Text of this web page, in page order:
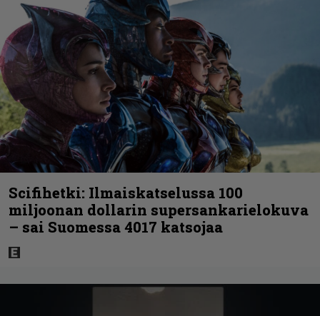
Scifihetki: Ilmaiskatselussa 100
miljoonan dollarin supersankarielokuva
– sai Suomessa 4017 katsojaa